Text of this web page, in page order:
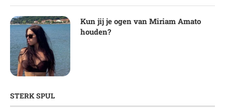
Kun jij je ogen van Miriam Amato
houden?
STERK SPUL